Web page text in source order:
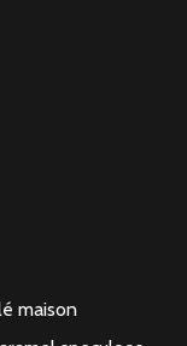
maison